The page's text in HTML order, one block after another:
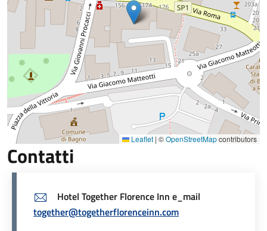
Leaflet | ©OpenStreetMapcontributors
Contatti
Hotel Together Florence Inn e_mail
together@togetherflorenceinn.com